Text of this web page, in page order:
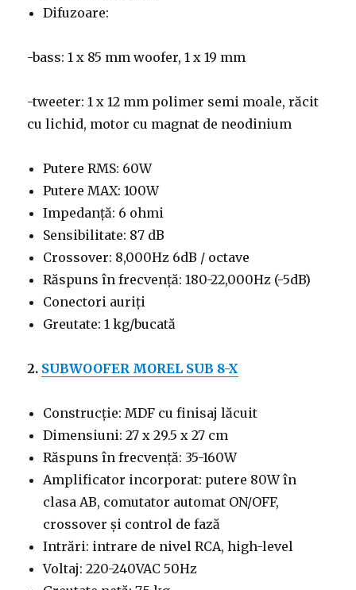
Difuzoare:
-bass: 1 x 85 mm woofer, 1 x 19 mm
-tweeter: 1 x 12 mm polimer semi moale, răcit
cu lichid, motor cu magnat de neodinium
Putere RMS: 60W
Putere MAX: 100W
Impedanță: 6 ohmi
Sensibilitate: 87 dB
Crossover: 8,000Hz 6dB / octave
Răspuns în frecvență: 180-22,000Hz (-5dB)
Conectori auriți
Greutate: 1 kg/bucată
2. SUBWOOFER MOREL SUB 8-X
Construcție: MDF cu finisaj lăcuit
Dimensiuni: 27 x 29.5 x 27 cm
Răspuns în frecvență: 35-160W
Amplificator incorporat: putere 80W în
clasa AB, comutator automat ON/OFF,
crossover și control de fază
Intrări: intrare de nivel RCA, high-level
Voltaj: 220-240VAC 50Hz